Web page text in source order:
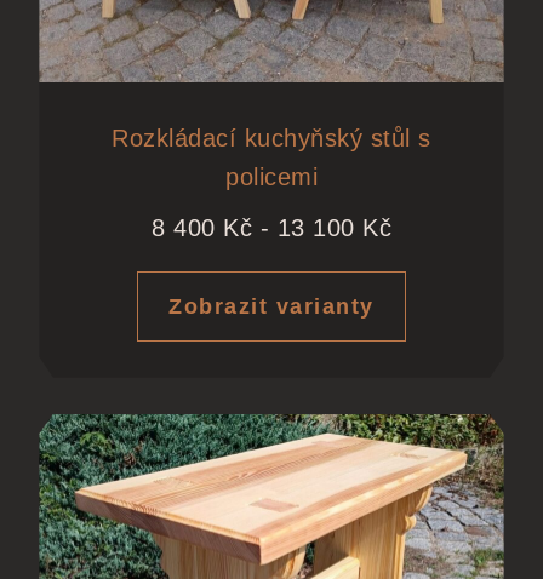
Rozkládací kuchyňský stůl s
policemi
8 400 Kč - 13 100 Kč
Zobrazit varianty